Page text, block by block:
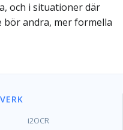
och i situationer där
andra, mer formella
i2OCR